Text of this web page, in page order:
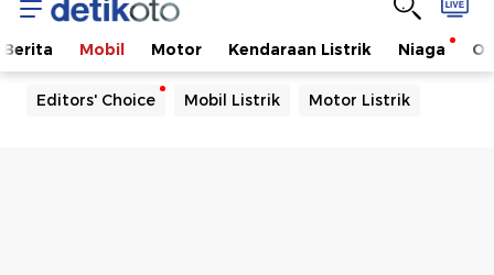
Berita Mobil Motor Kendaraan Listrik Niaga
Editors' Choice Mobil Listrik Motor Listrik